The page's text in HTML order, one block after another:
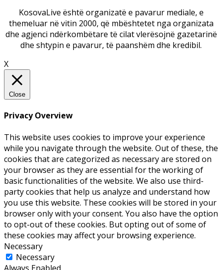
KosovaLive është organizatë e pavarur mediale, e
themeluar në vitin 2000, që mbështetet nga organizata
dhe agjenci ndërkombëtare të cilat vlerësojnë gazetarinë
dhe shtypin e pavarur, të paanshëm dhe kredibil.
X
Close
Privacy Overview
This website uses cookies to improve your experience
while you navigate through the website. Out of these, the
cookies that are categorized as necessary are stored on
your browser as they are essential for the working of
basic functionalities of the website. We also use third-
party cookies that help us analyze and understand how
you use this website. These cookies will be stored in your
browser only with your consent. You also have the option
to opt-out of these cookies. But opting out of some of
these cookies may affect your browsing experience.
Necessary
Necessary